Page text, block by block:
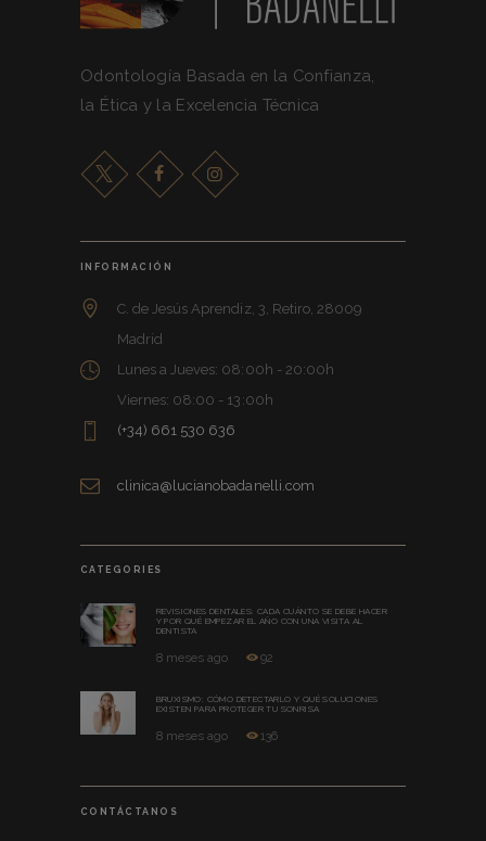
Odontología Basada en la Confianza,
la Ética y la Excelencia Técnica
INFORMACIÓN
C. de Jesús Aprendiz, 3, Retiro, 28009
Madrid
Lunes a Jueves: 08:00h - 20:00h
Viernes: 08:00 - 13:00h
(+34) 661 530 636
clinica@lucianobadanelli.com
CATEGORIES
REVISIONES DENTALES: CADA CUÁNTO SE DEBE HACER
Y POR QUÉ EMPEZAR EL AÑO CON UNA VISITA AL
DENTISTA
8 meses ago 92
BRUXISMO: CÓMO DETECTARLO Y QUÉ SOLUCIONES
EXISTEN PARA PROTEGER TU SONRISA
8 meses ago 136
CONTÁCTANOS